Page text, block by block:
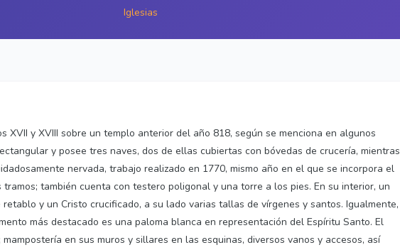
Iglesias
XVII y XVIII sobre un templo anterior del año 818, según se menciona en algunos
y posee tres naves, dos de ellas cubiertas con bóvedas de crucería, mientras
nervada, trabajo realizado en 1770, mismo año en el que se incorpora el
tramos; también cuenta con testero poligonal y una torre a los pies. En su interior, un
y un Cristo crucificado, a su lado varias tallas de vírgenes y santos. Igualmente,
más destacado es una paloma blanca en representación del Espíritu Santo. El
en sus muros y sillares en las esquinas, diversos vanos y accesos, así